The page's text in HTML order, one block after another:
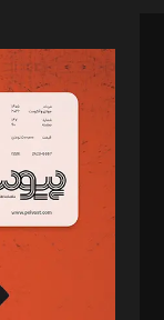
مدیر مسئول:
سردبیر: مهرک
دبیر تحریریه: میثم
د‌بیر ناداستان: سمانه
د‌بیر خدمت و تجارت:
د‌بیر حقوق فناوری:
د‌بیر پیوست جهان:
د‌بیر تحریریه
تحریریه‌: مجتبی